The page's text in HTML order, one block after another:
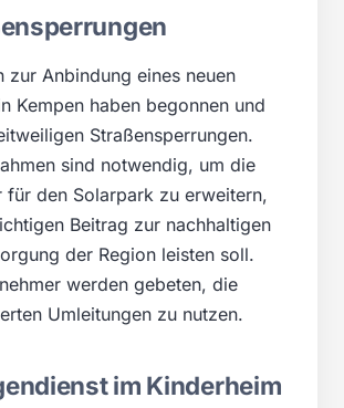
zur Anbindung eines neuen
Kempen haben begonnen und
Straßensperrungen.
sind notwendig, um die
für den Solarpark zu erweitern,
Beitrag zur nachhaltigen
der Region leisten soll.
werden gebeten, die
Umleitungen zu nutzen.
im Kinderheim